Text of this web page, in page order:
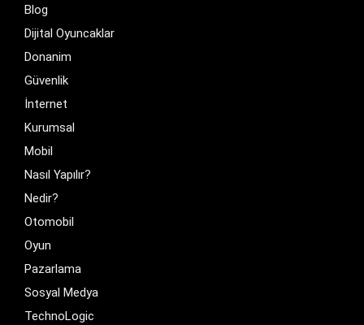
Blog
Dijital Oyuncaklar
Donanim
Güvenlik
İnternet
Kurumsal
Mobil
Nasıl Yapılır?
Nedir?
Otomobil
Oyun
Pazarlama
Sosyal Medya
TechnoLogic